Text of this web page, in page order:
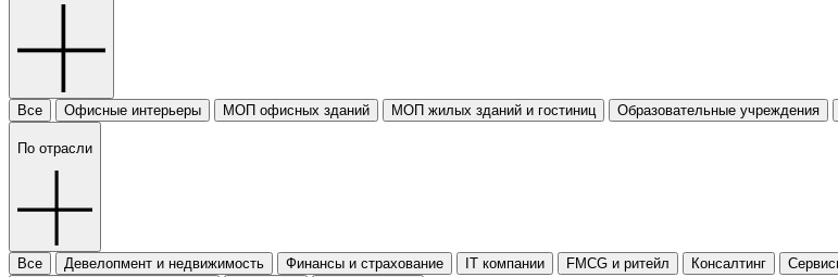
Все Офисные интерьеры МОП офисных зданий МОП жилых зданий и гостиниц Образовательные учреждения
По отрасли
Все Девелопмент и недвижимость Финансы и страхование IT компании FMCG и ритейл Консалтинг